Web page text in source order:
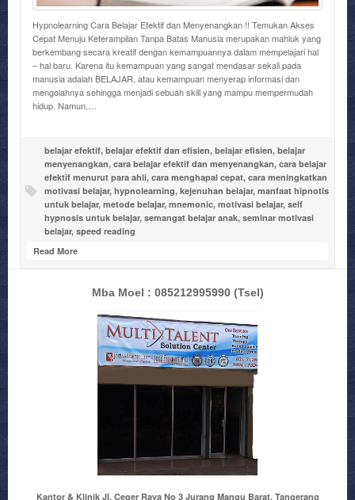
Hypnolearning Cara Belajar Efektif dan Menyenangkan !! Temukan Akses
Cepat Menuju Keterampilan Tanpa Batas Manusia merupakan mahluk yang
berkembang secara kreatif dengan kemampuannya dalam mempelajari hal
– hal baru. Karena itu kemampuan yang sangat mendasar sekali pada
manusia adalah BELAJAR, atau kemampuan menyerap informasi dan
mengolahnya sehingga menjadi sebuah skill yang mampu mempermudah
hidup. Namun,…
belajar efektif, belajar efektif dan efisien, belajar efisien, belajar
menyenangkan, cara belajar efektif dan menyenangkan, cara belajar
efektif menurut para ahli, cara menghapal cepat, cara meningkatkan
motivasi belajar, hypnolearning, kejenuhan belajar, manfaat hipnotis
untuk belajar, metode belajar, mnemonic, motivasi belajar, self
hypnosis untuk belajar, semangat belajar anak, seminar motivasi
belajar, speed reading
Read More
Mba Moel : 085212995990(Tsel)
Kantor & Klinik Jl. Ceger Raya No 3 Jurang Mangu Barat, Tangerang